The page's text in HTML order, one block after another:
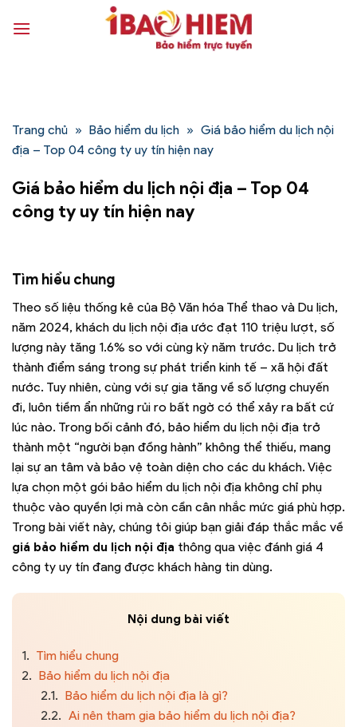
qua
Trang chủ » Bảo hiểm du lịch » Giá bảo hiểm du lịch nội
địa – Top 04 công ty uy tín hiện nay
Giá bảo hiểm du lịch nội địa – Top 04
công ty uy tín hiện nay
Tìm hiểu chung
Theo số liệu thống kê của Bộ Văn hóa Thể thao và Du lịch,
năm 2024, khách du lịch nội địa ước đạt 110 triệu lượt, số
lượng này tăng 1.6% so với cùng kỳ năm trước. Du lịch trở
thành điểm sáng trong sự phát triển kinh tế – xã hội đất
nước. Tuy nhiên, cùng với sự gia tăng về số lượng chuyến
đi, luôn tiềm ẩn những rủi ro bất ngờ có thể xảy ra bất cứ
lúc nào. Trong bối cảnh đó, bảo hiểm du lịch nội địa trở
thành một “người bạn đồng hành” không thể thiếu, mang
lại sự an tâm và bảo vệ toàn diện cho các du khách. Việc
lựa chọn một gói bảo hiểm du lịch nội địa không chỉ phụ
thuộc vào quyền lợi mà còn cần cân nhắc mức giá phù hợp.
Trong bài viết này, chúng tôi giúp bạn giải đáp thắc mắc về
giá bảo hiểm du lịch nội địa thông qua việc đánh giá 4
công ty uy tín đang được khách hàng tin dùng.
Nội dung bài viết
1. Tìm hiểu chung
2. Bảo hiểm du lịch nội địa
2.1. Bảo hiểm du lịch nội địa là gì?
2.2. Ai nên tham gia bảo hiểm du lịch nội địa?